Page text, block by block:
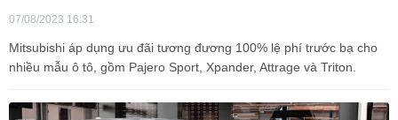
07/08/2023 16:31
Mitsubishi áp dụng ưu đãi tương đương 100% lệ phí trước bạ cho
nhiều mẫu ô tô, gồm Pajero Sport, Xpander, Attrage và Triton.